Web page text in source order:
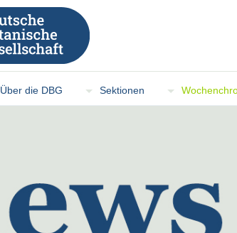
Über die DBG Sektionen